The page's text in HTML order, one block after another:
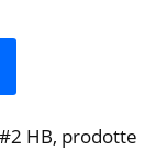
HB, prodotte